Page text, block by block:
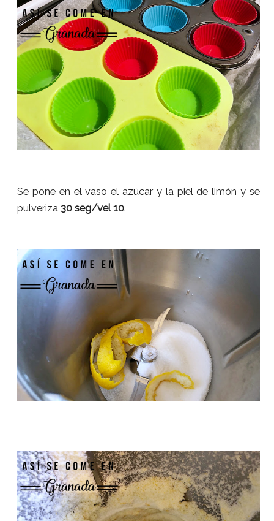
Se pone en el vaso el azúcar y la piel de limón y se
pulveriza 30 seg/vel 10.